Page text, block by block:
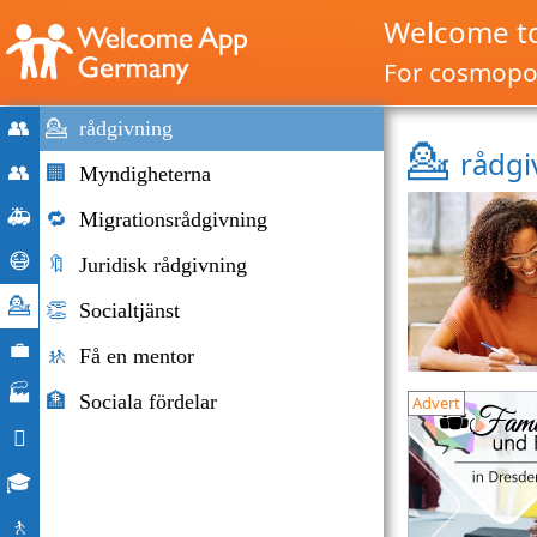
Welcome
For
👥
Home
👥
Migration
och
invandring
🚑
Nödsituationer
😷
Corona
hjälp
💁
Rådgivning
💼
Arbetsmarknaden
🏭
Företag

Dagliga
🎓
Utbildningsmöjligheter
🚶
💁 rådgivning
🏢
Myndigheterna
🔁 Migrationsrådgivning
🔖
Juridisk rådgivning
👏 Socialtjänst
🚸 Få en mentor
🏦
Sociala fördelar
💁
Advert